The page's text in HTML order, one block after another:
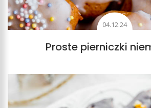
04.12.24
Proste pierniczki